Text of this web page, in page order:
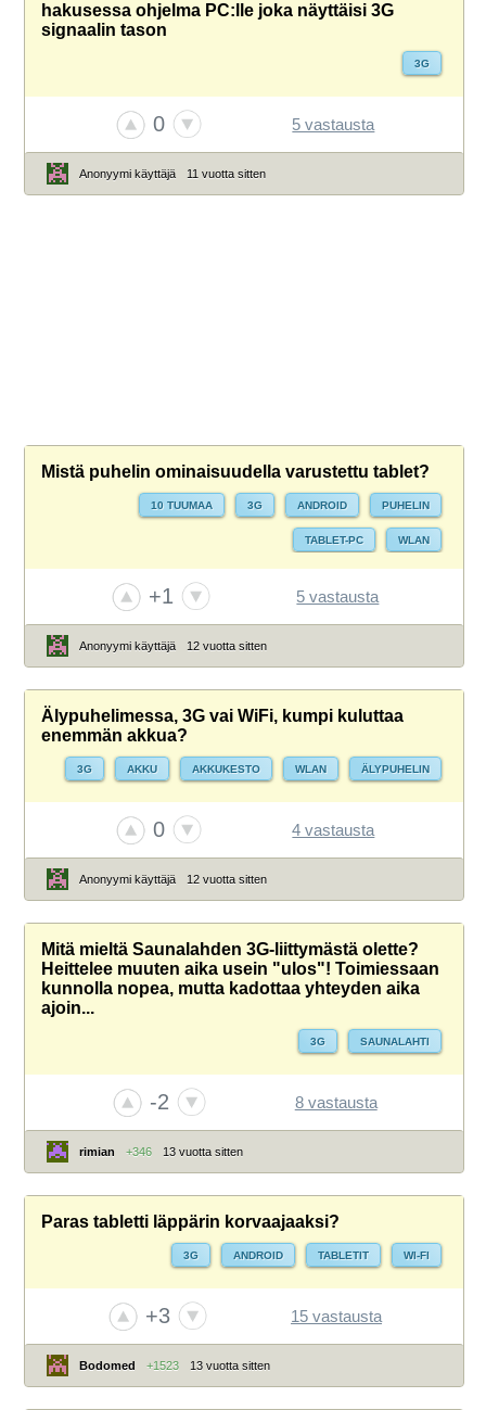
hakusessa ohjelma PC:lle joka näyttäisi 3G
signaalin tason
3G
0 5 vastausta
Anonyymi käyttäjä 11 vuotta sitten
Mistä puhelin ominaisuudella varustettu tablet?
10 TUUMAA 3G ANDROID PUHELIN
TABLET-PC WLAN
+1 5 vastausta
Anonyymi käyttäjä 12 vuotta sitten
Älypuhelimessa, 3G vai WiFi, kumpi kuluttaa
enemmän akkua?
3G AKKU AKKUKESTO WLAN ÄLYPUHELIN
0 4 vastausta
Anonyymi käyttäjä 12 vuotta sitten
Mitä mieltä Saunalahden 3G-liittymästä olette?
Heittelee muuten aika usein "ulos"! Toimiessaan
kunnolla nopea, mutta kadottaa yhteyden aika
ajoin...
3G SAUNALAHTI
-2 8 vastausta
rimian +346 13 vuotta sitten
Paras tabletti läppärin korvaajaaksi?
3G ANDROID TABLETIT WI-FI
+3 15 vastausta
Bodomed +1523 13 vuotta sitten